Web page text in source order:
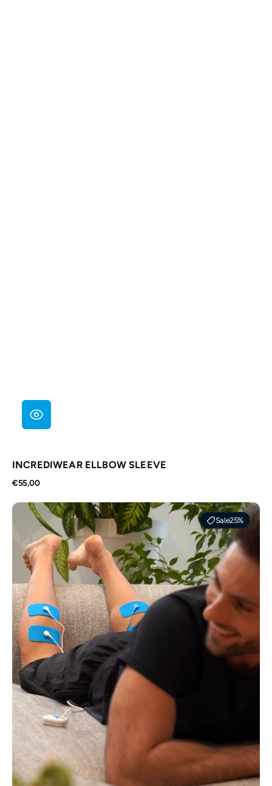
INCREDIWEAR ELLBOW SLEEVE
Normaler
€55,00
Bluetens
Classic
Sale25%